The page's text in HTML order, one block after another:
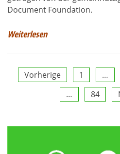
Document Foundation.
Weiterlesen
Beiträge
Vorherige 1 …
…
84